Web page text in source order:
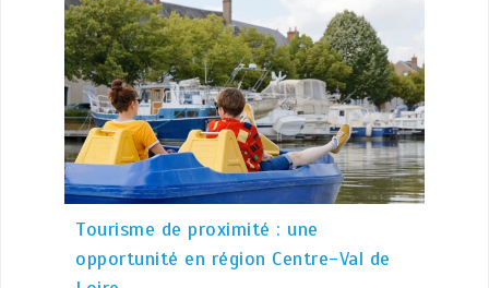
Tourisme de proximité : une
opportunité en région Centre-Val de